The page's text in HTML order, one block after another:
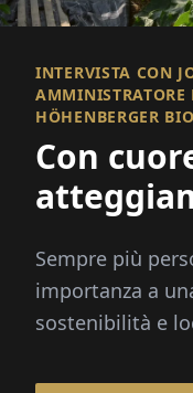
INTERVISTA CON
AMMINISTRATORE
HÖHENBERGER
Con
Sempre più
importanza a
sostenibilità e
possibile. Le